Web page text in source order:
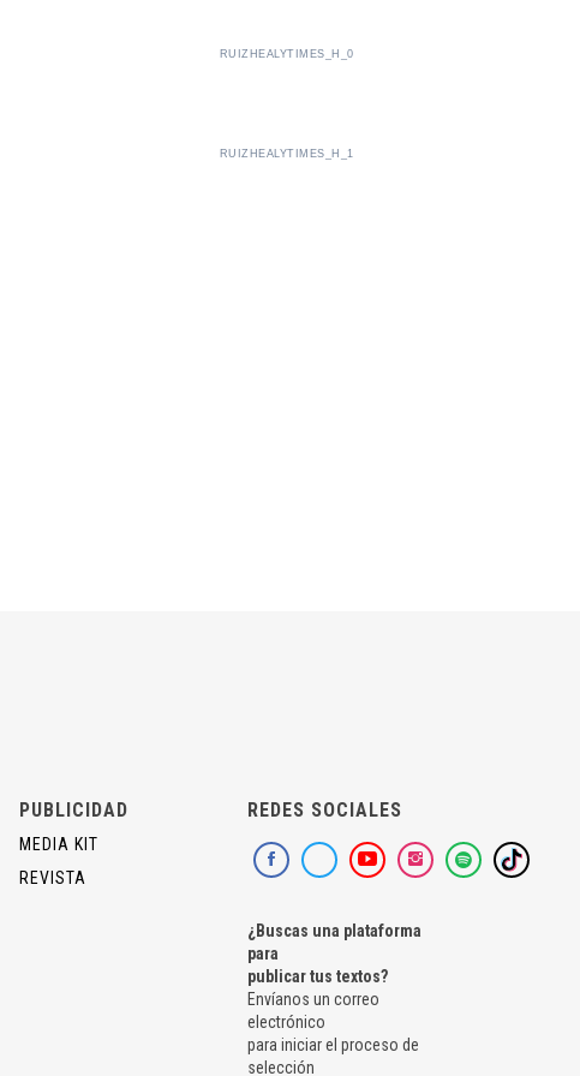
RUIZHEALYTIMES_H_0
RUIZHEALYTIMES_H_1
PUBLICIDAD
MEDIA KIT
REVISTA
REDES SOCIALES
¿Buscas una plataforma
para
publicar tus textos?
Envíanos un correo
electrónico
para iniciar el proceso de
selección